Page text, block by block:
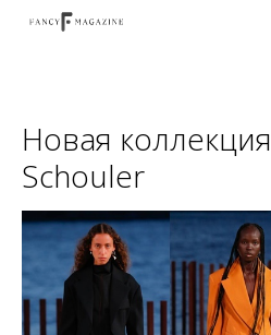
Новая
Schouler